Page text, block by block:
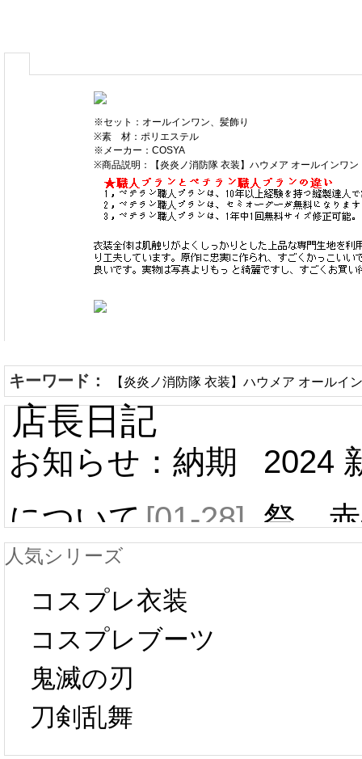
※セット：オールインワン、髪飾り
※素 材：ポリエステル
※メーカー：COSYA
※商品説明：【炎炎ノ消防隊 衣装】ハウメア オールインワ
キーワード： 【炎炎ノ消防隊 衣装】ハウメア オール
店長日記
お知らせ：納期
について[01-28]
中国旧正月の影
響で2024年2月5
日から工場生産
が一時停止いた
2024
祭 赤
人気シリーズ
コスプレ衣装
コスプレブーツ
鬼滅の刃
刀剣乱舞